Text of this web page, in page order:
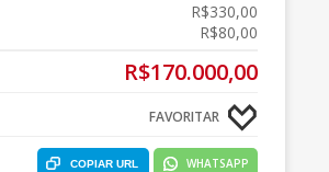
R$330,00
R$80,00
R$170.000,00
FAVORITAR
WHATSAPP
COPIAR URL